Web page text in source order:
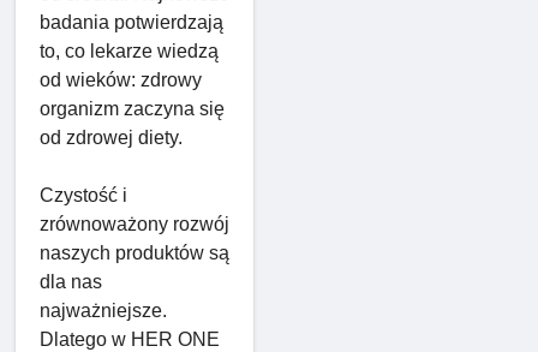
badania potwierdzają
to, co lekarze wiedzą
od wieków: zdrowy
organizm zaczyna się
od zdrowej diety.
Czystość i
zrównoważony rozwój
naszych produktów są
dla nas
najważniejsze.
Dlatego w HER ONE